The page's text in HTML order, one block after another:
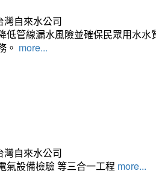
灣自來水公司
低管線漏水風險並確保民眾用水
。 more...
灣自來水公司
氣設備檢驗 等三合一工程 more...